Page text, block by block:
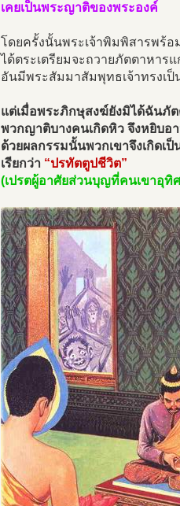
เคยเป็นพระญาติของพระองค์
โดยครั้งนั้นพระเจ้าพิมพิสารพร้
ได้ตระเตรียมจะถวายภัตตาหาร
อันมีพระสัมมาสัมพุทธเจ้าทรงเป็
แต่เมื่อพระภิกษุสงฆ์ยังมิได้ฉันภั
พวกญาติบางคนเกิดหิว จึงหยิบอ
ด้วยผลกรรมนั้นพวกเขาจึงเกิดเป็
เรียกว่า “ปรทัตตูปชีวิต”
(เปรตผู้อาศัยส่วนบุญที่คนเขาอุทิ